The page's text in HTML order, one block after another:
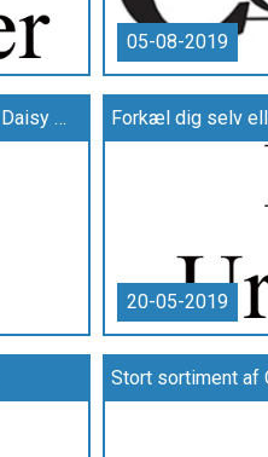
05-08-2019
Online forhandler af elegante Marc Jacobs ure og tidløse Georg Jensen Daisy Marguerit smykker
20-05-2019
Stort sortiment af